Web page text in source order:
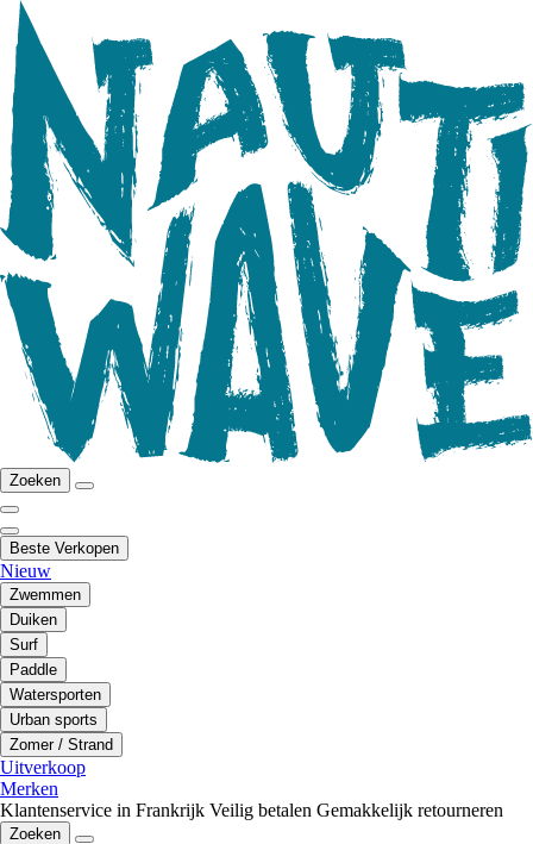
Zoeken
Beste Verkopen
Nieuw
Zwemmen
Duiken
Surf
Paddle
Watersporten
Urban sports
Zomer / Strand
Uitverkoop
Merken
Klantenservice in Frankrijk Veilig betalen Gemakkelijk retourneren
Zoeken